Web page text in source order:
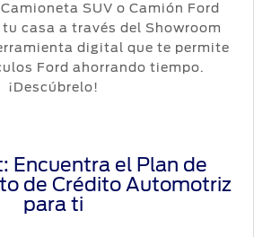
un
de
SUV o Camión Ford
casa a través del Showroom
digital que te permite
Ford ahorrando tiempo.
¡Descúbrelo!
Encuentra el Plan de
de Crédito Automotriz
para ti